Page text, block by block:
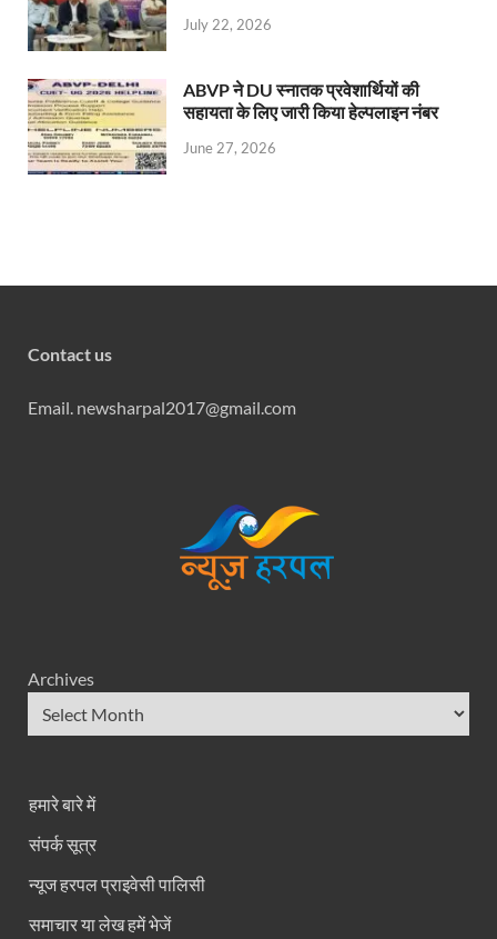
July 22, 2026
ABVP ने DU स्नातक प्रवेशार्थियों की
सहायता के लिए जारी किया हेल्पलाइन नंबर
June 27, 2026
Contact us
Email. newsharpal2017@gmail.com
Archives
हमारे बारे में
संपर्क सूत्र
न्यूज हरपल प्राइवेसी पालिसी
समाचार या लेख हमें भेजें